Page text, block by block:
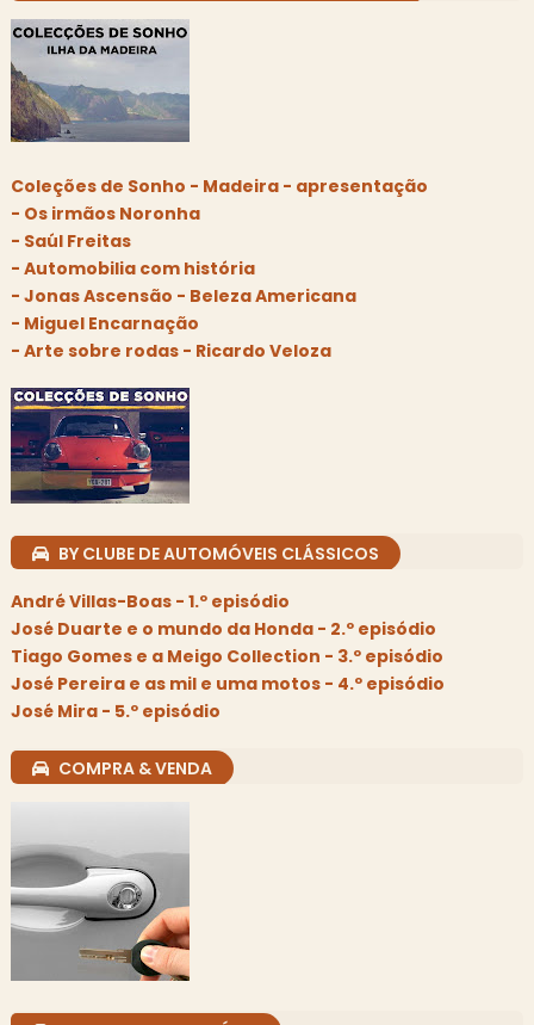
Coleções de Sonho - Madeira - apresentação
- Os irmãos Noronha
- Saúl Freitas
- Automobilia com história
- Jonas Ascensão - Beleza Americana
- Miguel Encarnação
- Arte sobre rodas - Ricardo Veloza
BY CLUBE DE AUTOMÓVEIS CLÁSSICOS
André Villas-Boas - 1.º episódio
José Duarte e o mundo da Honda - 2.º episódio
Tiago Gomes e a Meigo Collection - 3.º episódio
José Pereira e as mil e uma motos - 4.º episódio
José Mira - 5.º episódio
COMPRA & VENDA